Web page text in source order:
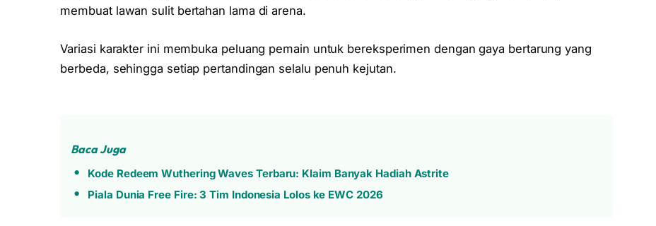
membuat lawan sulit bertahan lama di arena.
Variasi karakter ini membuka peluang pemain untuk bereksperimen dengan gaya bertarung yang
berbeda, sehingga setiap pertandingan selalu penuh kejutan.
Baca Juga
Kode Redeem Wuthering Waves Terbaru: Klaim Banyak Hadiah Astrite
Piala Dunia Free Fire: 3 Tim Indonesia Lolos ke EWC 2026